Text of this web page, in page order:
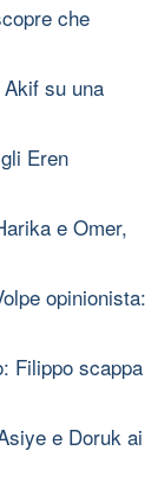
che
su una
Eren
e Omer,
opinionista:
Filippo scappa
e Doruk ai